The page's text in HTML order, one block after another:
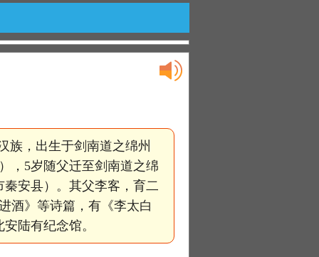
族，出生于剑南道之绵州
，5岁随父迁至剑南道之绵
安县）。其父李客，育二
酒》等诗篇，有《李太白
陆有纪念馆。